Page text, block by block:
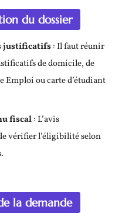
du dossier
justificatifs: Il faut réunir
de domicile, de
Emploi ou carte d’étudiant
fiscal: L’avis
vérifier l’éligibilité selon
la demande